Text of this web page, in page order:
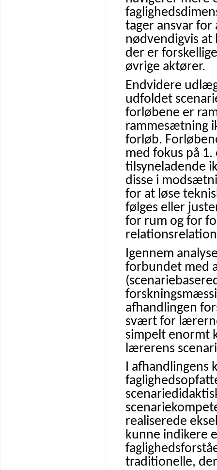
tager ansvar for
nødvendigvis at
der er
øvrige aktører.
Endvidere
udfoldet
forløbene er
rammesætning
forløb.
med fokus på
tilsyneladende
disse i
for at løse
følges eller
for rum og for
Igennem
forbundet med
afhandlingen
svært for
simpelt enormt
lærerens
I afhandlingens
realiserede
kunne indikere
traditionelle,